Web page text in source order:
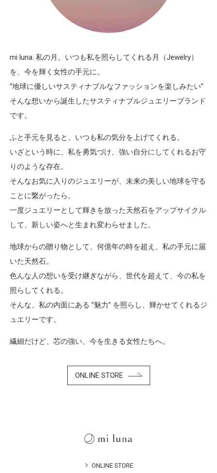
mi luna. 私の月。いつも私を照らしてくれる月（Jewelry）
を、今を輝く女性の手元に。
“地球に優しいサスティナブルなファッションを楽しみたい”
そんな想いから誕生したサスティナブルジュエリーブランド
です。
ふと手元を見ると、いつも私の気分を上げてくれる。
いざという時に、私を勇気づけ、強い自分にしてくれるお守
りのような存在。
そんなお気に入りのジュエリーが、未来の美しい地球を守る
ことに繋がったら。
一度ジュエリーとして輝きを放った天然石をアップサイクル
して、新しい姿へと生まれ変わらせました。
地球からの贈り物として、何億年の時を超え、私の手元に届
いた天然石。
色んな人の想いを受け継ぎながら、世代を超えて、今の私を
照らしてくれる。
そんな、私の内面にある ”魅力” を照らし、輝かせてくれるジ
ュエリーです。
繊細だけど、芯の強い、今を生きる女性たちへ。
ONLINE STORE
ONLINE STORE